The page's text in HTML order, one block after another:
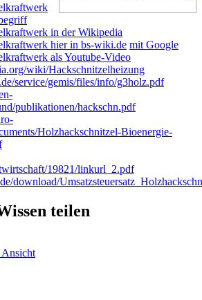
in der Wikipedia
hier in bs-wiki.de mit Google
als Youtube-Video
wiki/Hackschnitzelheizung
service/gemis/files/info/g3holz.pdf
publikationen/hackschn.pdf
Holzhackschnitzel-Bioenergie-
19821/linkurl_2.pdf
download/
teilen
Ansicht